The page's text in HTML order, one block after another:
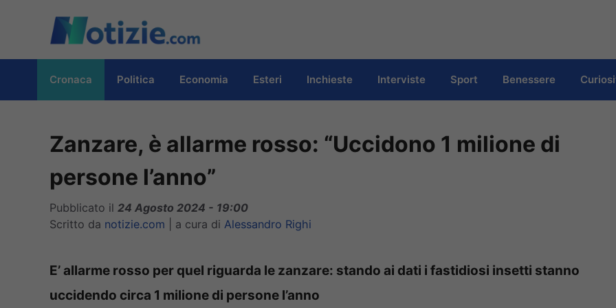
contenuto
Cronaca Politica Economia Esteri Inchieste Interviste Sport Benessere
Zanzare, è allarme rosso: “Uccidono 1 milione di
persone l’anno”
Pubblicato il 24 Agosto 2024 - 19:00
Scritto da notizie.com a cura di Alessandro Righi
E’ allarme rosso per quel riguarda le zanzare: stando ai dati i fastidiosi insetti stanno
uccidendo circa 1 milione di persone l’anno